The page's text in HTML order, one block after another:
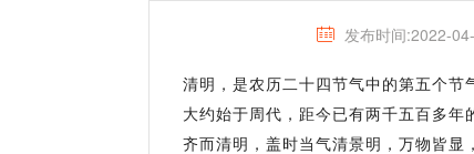
发布时间:2022-
清明，是农历二十四节气中的第五个
大约始于周代，距今已有两千五百多
齐而清明，盖时当气清景明，万物皆显